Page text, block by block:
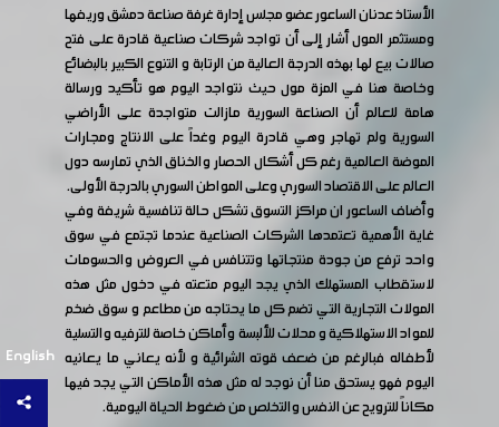
English
الأستاذ عدنان الساعور عضو مجلس إدارة غرفة صناعة دمشق وريفها
ومستثمر المول أشار إلى أن تواجد شركات صناعية قادرة على فتح
صالات بيع لها بهذه الدرجة العالية من الرتابة و التنوع الكبير بالبضائع
وخاصة هنا في المزة مول حيث نتواجد اليوم هو تأكيد ورسالة
هامة للعالم أن الصناعة السورية مازالت متواجدة على الأراضي
السورية ولم تهاجر وهي قادرة اليوم وغداً على الانتاج ومجارات
الموضة العالمية رغم كل أشكال الحصار والخناق الذي تمارسه دول
العالم على الاقتصاد السوري وعلى المواطن السوري بالدرجة الأولى.
وأضاف الساعور ان مراكز التسوق تشكل حالة تنافسية شريفة وفي
غاية الأهمية تعتمدها الشركات الصناعية عندما تجتمع في سوق
واحد ترفع من جودة منتجاتها وتتنافس في العروض والحسومات
لاستقطاب المستهلك الذي يجد اليوم متعته في دخول مثل هذه
المولات التجارية التي تضم كل ما يحتاجه من مطاعم و سوق ضخم
للمواد الاستهلاكية و محلات للألبسة وأماكن خاصة للترفيه والتسلية
لأطفاله فبالرغم من ضعف قوته الشرائية و لأنه يعاني ما يعانيه
اليوم فهو يستحق منا أن نوجد له مثل هذه الأماكن التي يجد فيها
مكاناً للترويح عن النفس والتخلص من ضغوط الحياة اليومية.